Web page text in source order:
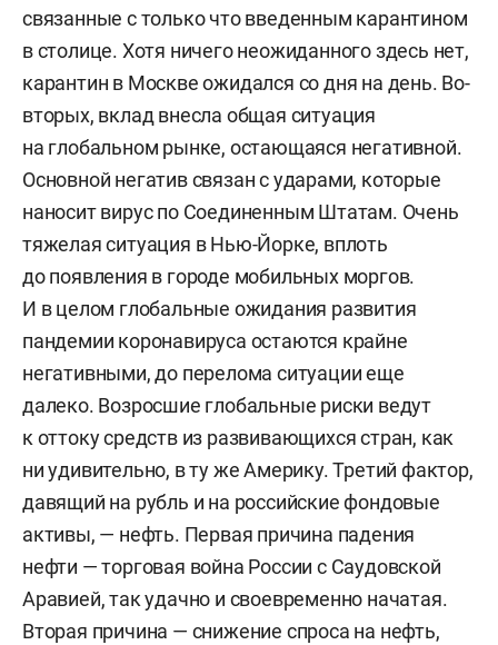
связанные с только что введенным карантином
в столице. Хотя ничего неожиданного здесь нет,
карантин в Москве ожидался со дня на день. Во-
вторых, вклад внесла общая ситуация
на глобальном рынке, остающаяся негативной.
Основной негатив связан с ударами, которые
наносит вирус по Соединенным Штатам. Очень
тяжелая ситуация в Нью-Йорке, вплоть
до появления в городе мобильных моргов.
И в целом глобальные ожидания развития
пандемии коронавируса остаются крайне
негативными, до перелома ситуации еще
далеко. Возросшие глобальные риски ведут
к оттоку средств из развивающихся стран, как
ни удивительно, в ту же Америку. Третий фактор,
давящий на рубль и на российские фондовые
активы, — нефть. Первая причина падения
нефти — торговая война России с Саудовской
Аравией, так удачно и своевременно начатая.
Вторая причина — снижение спроса на нефть,